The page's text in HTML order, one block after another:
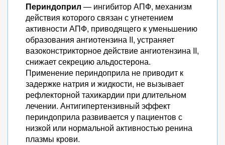
Периндоприл — ингибитор АПФ, механизм
действия которого связан с угнетением
активности АПФ, приводящего к уменьшению
образования ангиотензина II, устраняет
вазоконстрикторное действие ангиотензина II,
снижает секрецию альдостерона.
Применение периндоприла не приводит к
задержке натрия и жидкости, не вызывает
рефлекторной тахикардии при длительном
лечении. Антигипертензивный эффект
периндоприла развивается у пациентов с
низкой или нормальной активностью ренина
плазмы крови.